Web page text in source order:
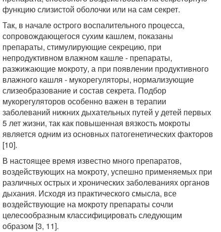
функцию слизистой оболочки или на сам секрет.
Так, в начале острого воспалительного процесса,
сопровождающегося сухим кашлем, показаны
препараты, стимулирующие секрецию, при
непродуктивном влажном кашле - препараты,
разжижающие мокроту, а при появлении продуктивного
влажного кашля - мукорегуляторы, нормализующие
слизеобразование и состав секрета. Подбор
мукорегуляторов особенно важен в терапии
заболеваний нижних дыхательных путей у детей первых
5 лет жизни, так как повышенная вязкость мокроты
является одним из основных патогенетических факторов
[10].
В настоящее время известно много препаратов,
воздействующих на мокроту, успешно применяемых при
различных острых и хронических заболеваниях органов
дыхания. Исходя из практического смысла, все
воздействующие на мокроту препараты сочли
целесообразным классифицировать следующим
образом [3, 11].